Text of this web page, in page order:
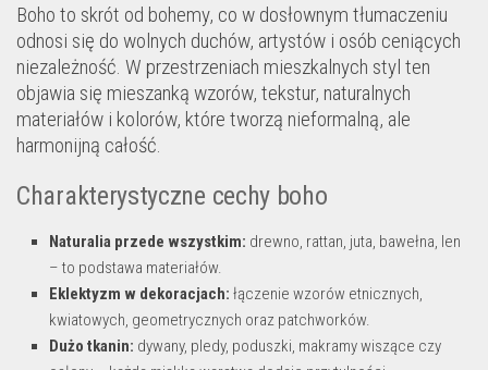
Boho to skrót od bohemy, co w dosłownym tłumaczeniu
odnosi się do wolnych duchów, artystów i osób ceniących
niezależność. W przestrzeniach mieszkalnych styl ten
objawia się mieszanką wzorów, tekstur, naturalnych
materiałów i kolorów, które tworzą nieformalną, ale
harmonijną całość.
Charakterystyczne cechy boho
Naturalia przede wszystkim: drewno, rattan, juta, bawełna, len
– to podstawa materiałów.
Eklektyzm w dekoracjach: łączenie wzorów etnicznych,
kwiatowych, geometrycznych oraz patchworków.
Dużo tkanin: dywany, pledy, poduszki, makramy wiszące czy